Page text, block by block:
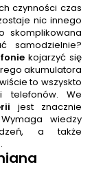
czynności czas
nic innego
skomplikowana
samodzielnie?
kojarzyć się
akumulatora
to wszyskto
telefonów. We
jest znacznie
wiedzy
a także